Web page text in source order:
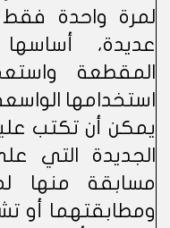
لمرة واحدة
عديدة،
المقطعة
استخدامها
يمكن أن تكتب
الجديدة التي
مسابقة منها
ومطابقتهما أو